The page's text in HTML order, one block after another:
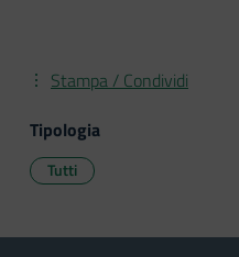
Stampa / Condividi
Tipologia
Tutti